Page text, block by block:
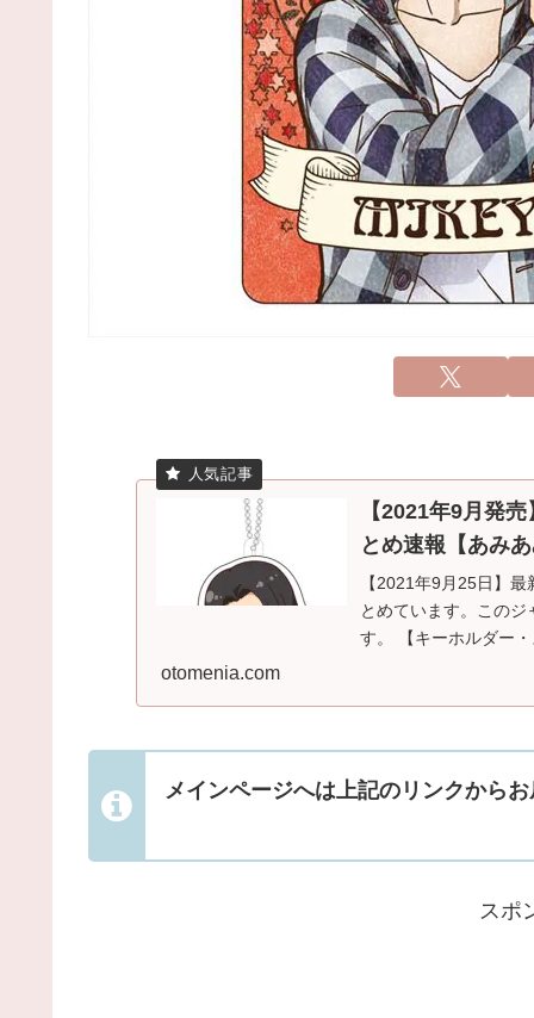
【2021年9月発
とめ速報【あみ
【2021年9月25日】
とめています。この
す。 【キーホルダー
otomenia.com
メインページへは上記のリンクから
スポ